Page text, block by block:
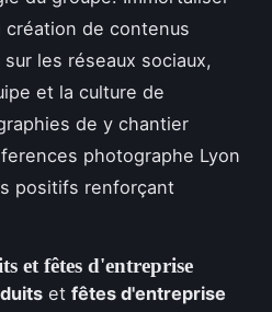
de contenus
les réseaux sociaux,
et la culture de
de y chantier
photographe Lyon
positifs renforçant
et fêtes d'entreprise
et fêtes d'entreprise